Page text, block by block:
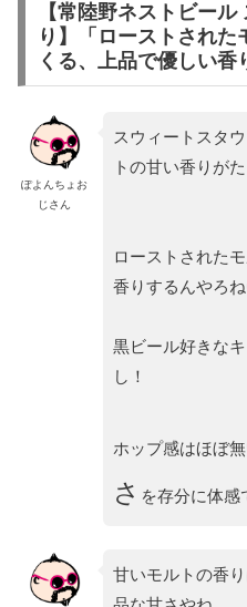
【常陸野ネストビー
り】「ローストされ
くる、上品で優しい香
ぽよんちょお
じさん
スウィートスタ
トの甘い香りが
ローストされた
香りするんやろ
黒ビール好きな
し！
ホップ感はほぼ無
さ を存分に体
甘いモルトの香